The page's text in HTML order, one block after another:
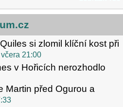
si zlomil klíční kost při
včera 21:00
v Hořicích nerozhodlo
Martin před Ogurou a